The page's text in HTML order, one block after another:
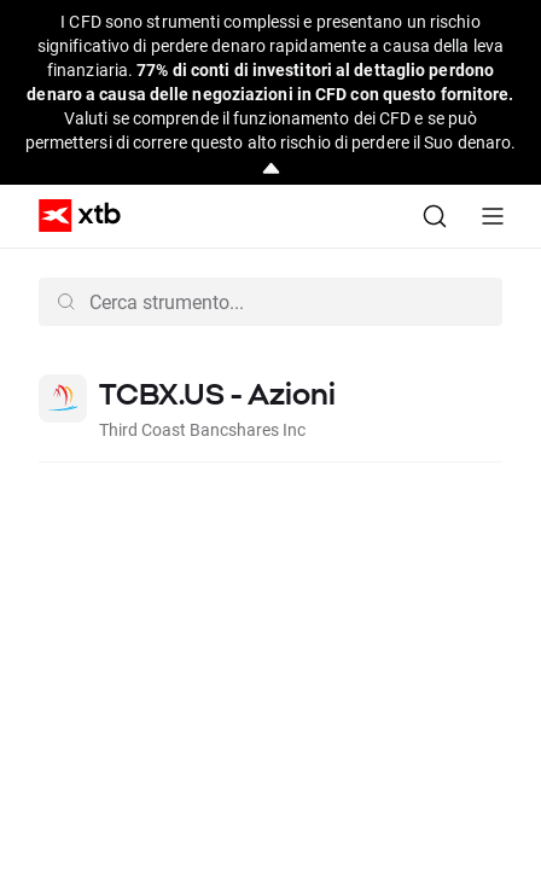
I CFD sono strumenti complessi e presentano un rischio
significativo di perdere denaro rapidamente a causa della leva
finanziaria.77% di conti di investitori al dettaglio perdono
denaro a causa delle negoziazioni in CFD con questo fornitore.
Valuti se comprende il funzionamento dei CFD e se può
permettersi di correre questo alto rischio di perdere il Suo denaro.
TCBX.US - Azioni
Third Coast Bancshares Inc